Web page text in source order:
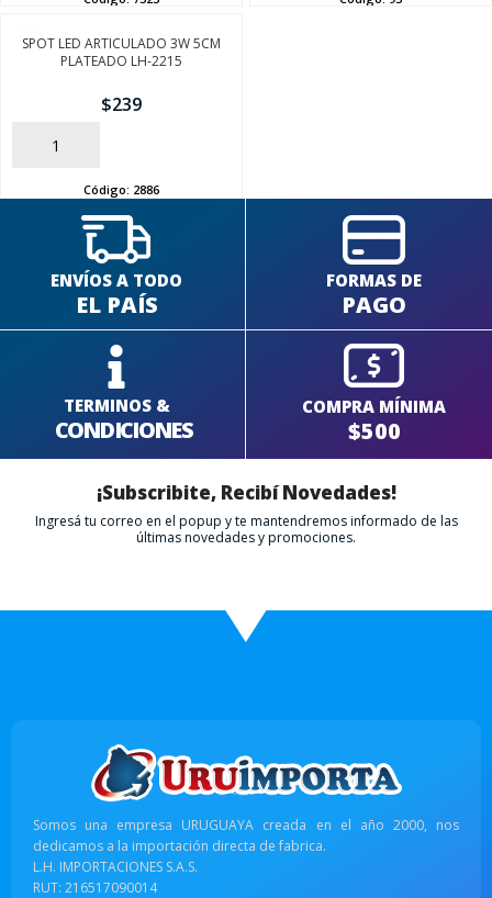
SPOT LED ARTICULADO 3W 5CM
PLATEADO LH-2215
$239
AÑADIR
Código: 2886
ENVÍOS A TODO
EL PAÍS
FORMAS DE
PAGO
TERMINOS &
CONDICIONES
COMPRA MÍNIMA
$500
¡Subscribite, Recibí Novedades!
Ingresá tu correo en el popup y te mantendremos informado de las
últimas novedades y promociones.
Somos una empresa URUGUAYA creada en el año 2000, nos
dedicamos a la importación directa de fabrica.
L.H. IMPORTACIONES S.A.S.
RUT: 216517090014